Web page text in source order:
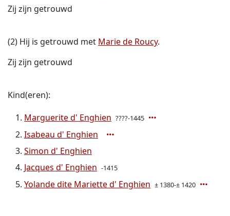
Zij zijn getrouwd
(2) Hij is getrouwd met Marie de Roucy.
Zij zijn getrouwd
Kind(eren):
Marguerite d' Enghien ????-1445
Isabeau d' Enghien
Simon d' Enghien
Jacques d' Enghien -1415
Yolande dite Mariette d' Enghien ± 1380-± 1420